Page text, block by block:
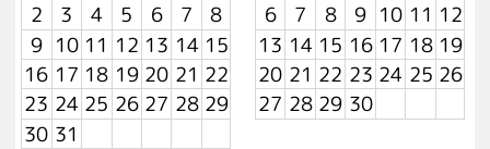
2
3 4 5 6 7
8
9 10 11 12 13 14 15
16 17 18 19 20 21 22
23 24 25 26 27 28 29
30 31
6
7 8 9 10 11 12
13 14 15 16 17 18 19
20 21 22 23 24 25 26
27 28 29 30